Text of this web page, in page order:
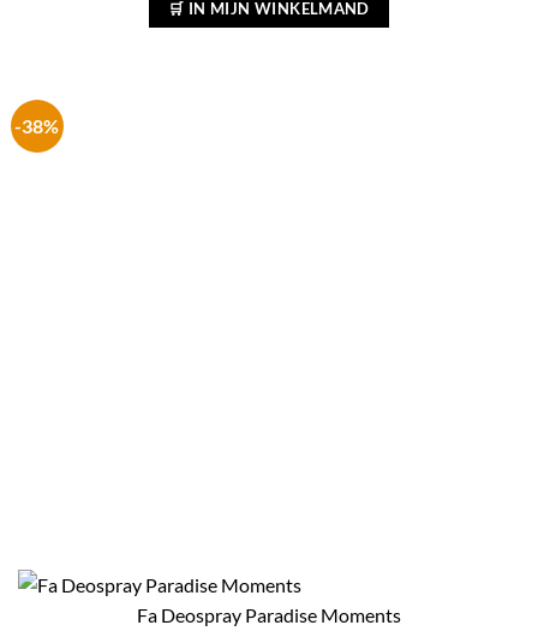
was:
is:
🛒 IN MIJN WINKELMAND
-38%
Fa Deospray Paradise Moments